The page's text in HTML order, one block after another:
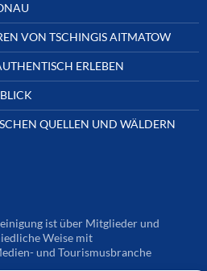
VON TSCHINGIS AITMATOW
ERLEBEN
QUELLEN UND WÄLDERN
ist über Mitglieder und
Weise mit
und Tourismusbranche